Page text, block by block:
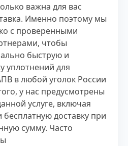
важна для вас
Именно поэтому мы
с проверенными
чтобы
быструю и
уплотнений для
в любой уголок России
у нас предусмотрены
услуге, включая
бесплатную доставку при
сумму. Часто